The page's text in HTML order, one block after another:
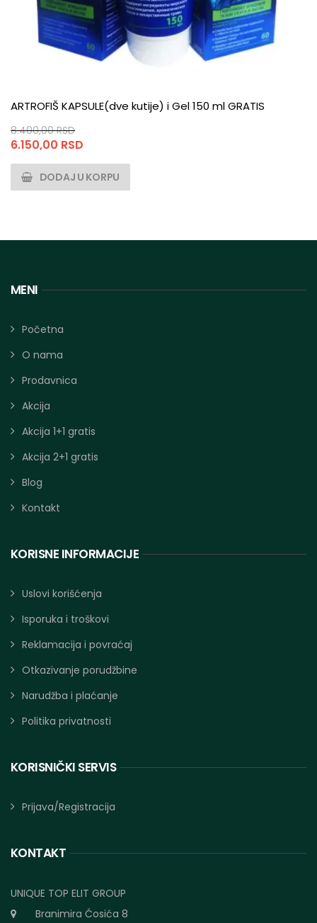
ARTROFIŠ KAPSULE(dve kutije) i Gel 150 ml GRATIS
8.400,00RSD
Originalna
bila:
6.150,00 RSD
je:
6.150,00 RSD.
DODAJ U KORPU
MENI
Početna
O nama
Prodavnica
Akcija
Akcija 1+1 gratis
Akcija 2+1 gratis
Blog
Kontakt
KORISNE INFORMACIJE
Uslovi korišćenja
Isporuka i troškovi
Reklamacija i povraćaj
Otkazivanje porudžbine
Narudžba i plaćanje
Politika privatnosti
KORISNIČKI SERVIS
Prijava/Registracija
KONTAKT
UNIQUE TOP ELIT GROUP
Branimira Ćosića 8